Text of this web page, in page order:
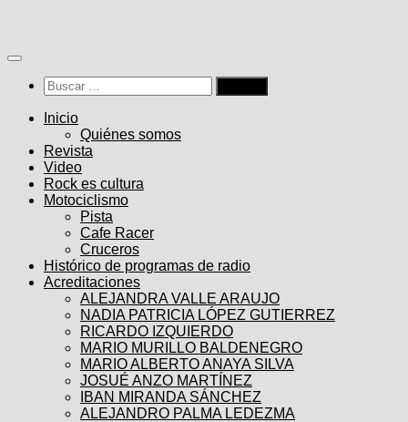
contenido
Buscar:
Inicio
Quiénes somos
Revista
Video
Rock es cultura
Motociclismo
Pista
Cafe Racer
Cruceros
Histórico de programas de radio
Acreditaciones
ALEJANDRA VALLE ARAUJO
NADIA PATRICIA LÓPEZ GUTIERREZ
RICARDO IZQUIERDO
MARIO MURILLO BALDENEGRO
MARIO ALBERTO ANAYA SILVA
JOSUÉ ANZO MARTÍNEZ
IBAN MIRANDA SÁNCHEZ
ALEJANDRO PALMA LEDEZMA